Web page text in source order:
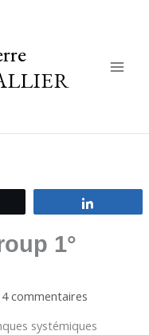
1°
4 commentaires
systémiques